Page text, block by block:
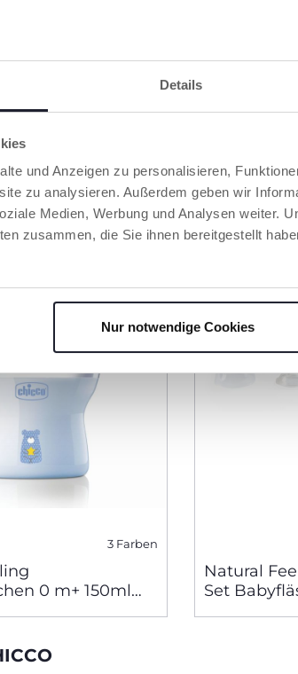
Details
und Anzeigen zu personalisieren,
zu analysieren. Außerdem geben wir
Medien, Werbung und Analysen weiter.
zusammen, die Sie ihnen bereitgestellt
Nur notwendige Cookies
2 M+ 250 ml
Feeling aus
normaler
3 Farben
0 m+ 150ml
Natural
Set